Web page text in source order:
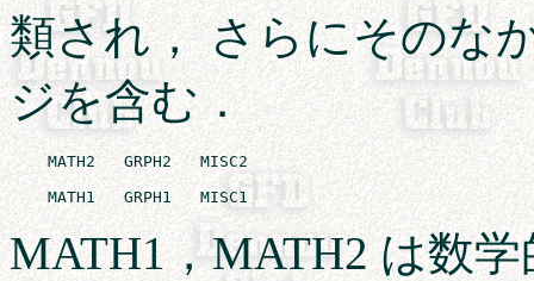
類され， さらにそのな
ジを含む．
    MATH2   GRPH2   MISC2
MATH1，MATH2 は数